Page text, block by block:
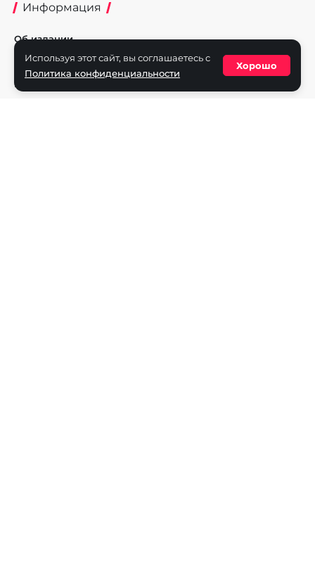
Информация
Об издании
Реклама на портале
Политика конфиденциальности
Используя этот сайт, вы соглашаетесь с
Политика конфиденциальности
Хорошо